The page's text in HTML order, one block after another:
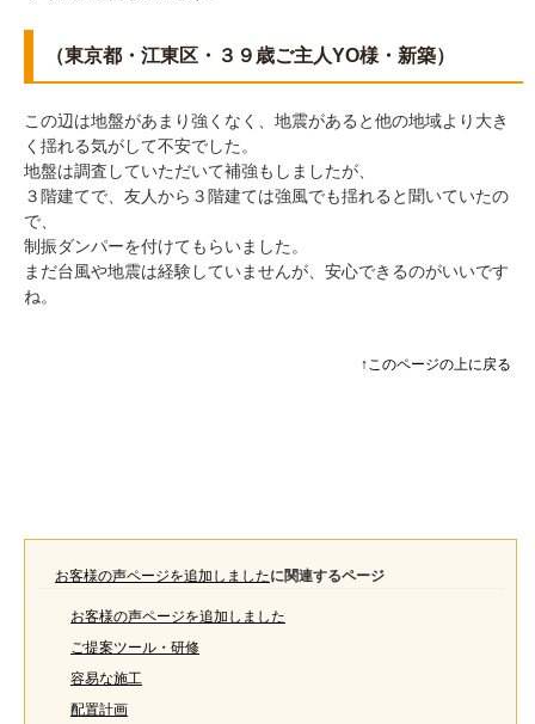
（東京都・江東区・３９歳ご主人YO様・新築）
この辺は地盤があまり強くなく、地震があると他の地域より大き
く揺れる気がして不安でした。
地盤は調査していただいて補強もしましたが、
３階建てで、友人から３階建ては強風でも揺れると聞いていたの
で、
制振ダンパーを付けてもらいました。
まだ台風や地震は経験していませんが、安心できるのがいいです
ね。
↑このページの上に戻る
お客様の声ページを追加しましたに関連するページ
お客様の声ページを追加しました
ご提案ツール・研修
容易な施工
配置計画